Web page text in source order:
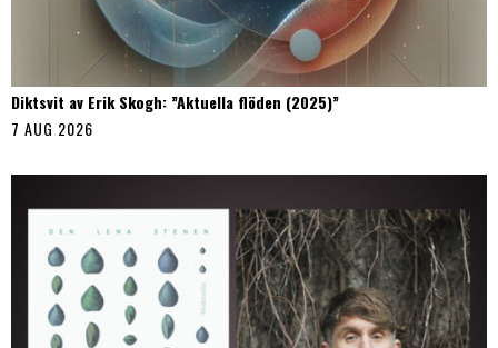
Diktsvit av Erik Skogh: ”Aktuella flöden (2025)”
7 AUG 2026